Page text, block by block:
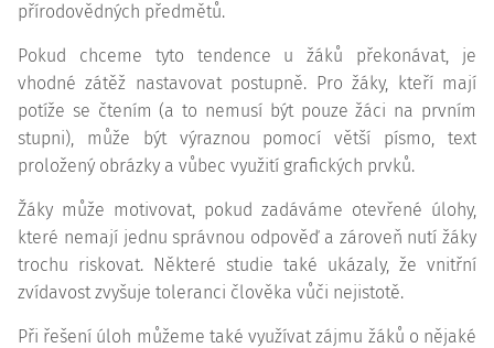
přírodovědných předmětů.
Pokud chceme tyto tendence u žáků překonávat, je
vhodné zátěž nastavovat postupně. Pro žáky, kteří mají
potíže se čtením (a to nemusí být pouze žáci na prvním
stupni), může být výraznou pomocí větší písmo, text
proložený obrázky a vůbec využití grafických prvků.
Žáky může motivovat, pokud zadáváme otevřené úlohy,
které nemají jednu správnou odpověď a zároveň nutí žáky
trochu riskovat. Některé studie také ukázaly, že vnitřní
zvídavost zvyšuje toleranci člověka vůči nejistotě.
Při řešení úloh můžeme také využívat zájmu žáků o nějaké